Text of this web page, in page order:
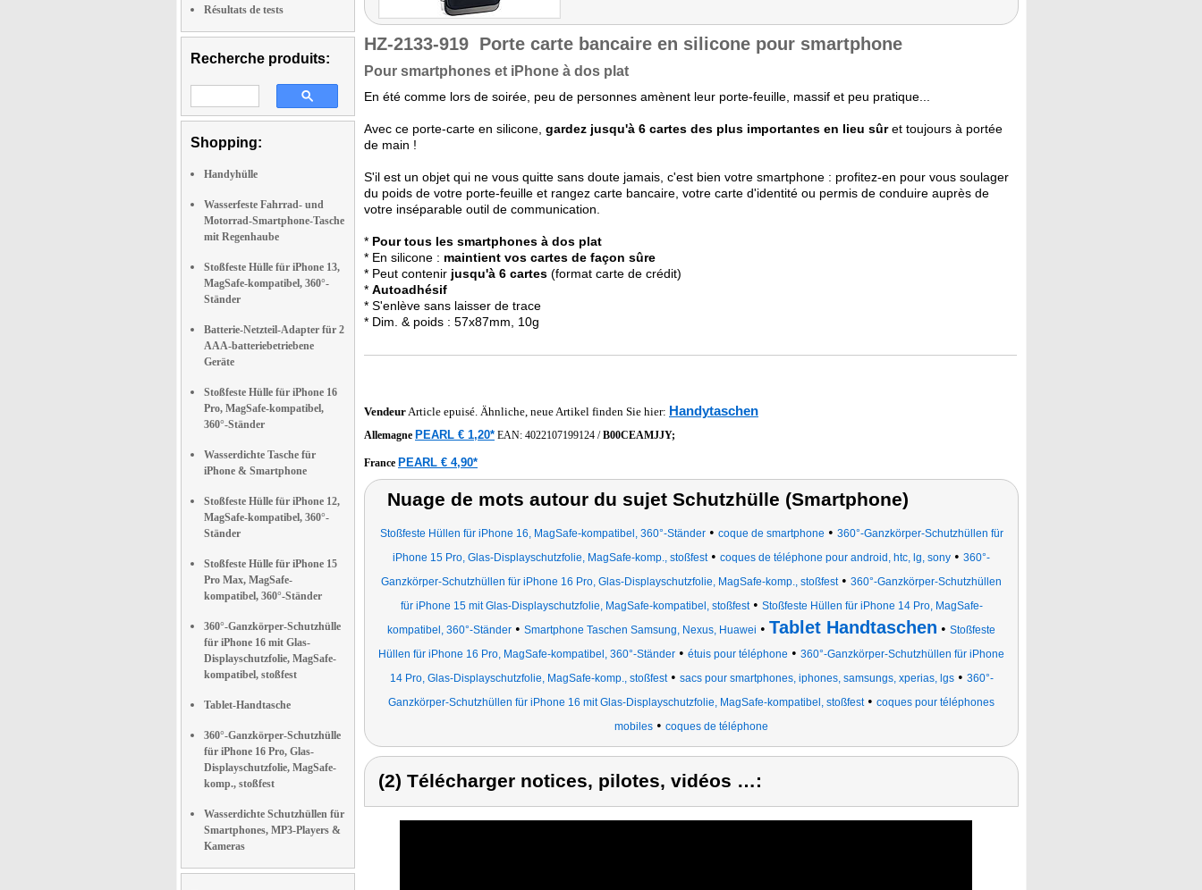
Résultats de tests
Recherche produits:
Shopping:
Handyhülle
Wasserfeste Fahrrad- und
Motorrad-Smartphone-Tasche
mit Regenhaube
Stoßfeste Hülle für iPhone 13,
MagSafe-kompatibel, 360°-
Ständer
Batterie-Netzteil-Adapter für 2
AAA-batteriebetriebene
Geräte
Stoßfeste Hülle für iPhone 16
Pro, MagSafe-kompatibel,
360°-Ständer
Wasserdichte Tasche für
iPhone & Smartphone
Stoßfeste Hülle für iPhone 12,
MagSafe-kompatibel, 360°-
Ständer
Stoßfeste Hülle für iPhone 15
Pro Max, MagSafe-
kompatibel, 360°-Ständer
360°-Ganzkörper-Schutzhülle
für iPhone 16 mit Glas-
Displayschutzfolie, MagSafe-
kompatibel, stoßfest
Tablet-Handtasche
360°-Ganzkörper-Schutzhülle
für iPhone 16 Pro, Glas-
Displayschutzfolie, MagSafe-
komp., stoßfest
Wasserdichte Schutzhüllen für
Smartphones, MP3-Players &
Kameras
HZ-2133-919 Porte carte bancaire en silicone pour smartphone
Pour smartphones et iPhone à dos plat
En été comme lors de soirée, peu de personnes amènent leur porte-feuille, massif et peu pratique...
Avec ce porte-carte en silicone, gardez jusqu'à 6 cartes des plus importantes en lieu sûret toujours à portée
de main !
S'il est un objet qui ne vous quitte sans doute jamais, c'est bien votre smartphone : profitez-en pour vous soulager
du poids de votre porte-feuille et rangez carte bancaire, votre carte d'identité ou permis de conduire auprès de
votre inséparable outil de communication.
* Pour tous les smartphones à dos plat
* En silicone : maintient vos cartes de façon sûre
* Peut contenir jusqu'à 6 cartes (format carte de crédit)
* Autoadhésif
* S'enlève sans laisser de trace
* Dim. & poids : 57x87mm, 10g
VendeurArticle epuisé. Ähnliche, neue Artikel finden Sie hier: Handytaschen
Allemagne PEARL € 1,20* EAN: 4022107199124 /B00CEAMJJY;
France PEARL € 4,90*
Nuage de mots autour du sujet Schutzhülle (Smartphone)
Stoßfeste Hüllen für iPhone 16, MagSafe-kompatibel, 360°-Ständer• coque de smartphone • 360°-Ganzkörper-Schutzhüllen für
iPhone 15 Pro, Glas-Displayschutzfolie, MagSafe-komp., stoßfest• coques de téléphone pour android, htc, lg, sony • 360°-
Ganzkörper-Schutzhüllen für iPhone 16 Pro, Glas-Displayschutzfolie, MagSafe-komp., stoßfest• 360°-Ganzkörper-Schutzhüllen
für iPhone 15 mit Glas-Displayschutzfolie, MagSafe-kompatibel, stoßfest• Stoßfeste Hüllen für iPhone 14 Pro, MagSafe-
kompatibel, 360°-Ständer • Smartphone Taschen Samsung, Nexus, Huawei • Tablet Handtaschen • Stoßfeste
Hüllen für iPhone 16 Pro, MagSafe-kompatibel, 360°-Ständer • étuis pour téléphone • 360°-Ganzkörper-Schutzhüllen für iPhone
14 Pro, Glas-Displayschutzfolie, MagSafe-komp., stoßfest• sacs pour smartphones, iphones, samsungs, xperias, lgs• 360°-
Ganzkörper-Schutzhüllen für iPhone 16 mit Glas-Displayschutzfolie, MagSafe-kompatibel, stoßfest• coques pour téléphones
mobiles • coques de téléphone
(2) Télécharger notices, pilotes, vidéos …: